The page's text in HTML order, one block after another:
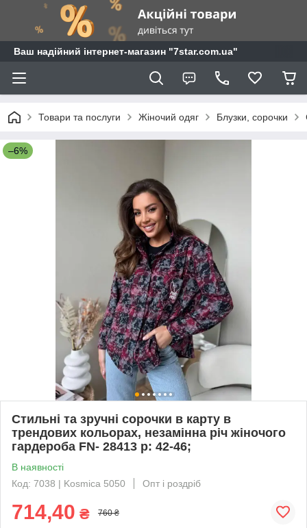
Ваш надійний інтернет-магазин "7star.com.ua"
Товари та послуги Жіночий одяг Блузки, сорочки
–6%
Стильні та зручні сорочки в карту в
трендових кольорах, незамінна річ жіночого
гардероба FN- 28413 р: 42-46;
В наявності
Код: 7038 | Kosmica 5050
Опт і роздріб
714,40 ₴ 760 ₴